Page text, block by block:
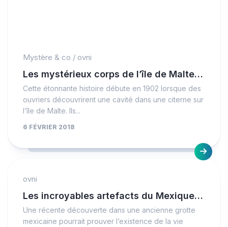
Mystère & co / ovni
Les mystérieux corps de l’île de Malte…
Cette étonnante histoire débute en 1902 lorsque des
ouvriers découvrirent une cavité dans une citerne sur
l’île de Malte. Ils...
6 FÉVRIER 2018
ovni
Les incroyables artefacts du Mexique…
Une récente découverte dans une ancienne grotte
mexicaine pourrait prouver l’existence de la vie